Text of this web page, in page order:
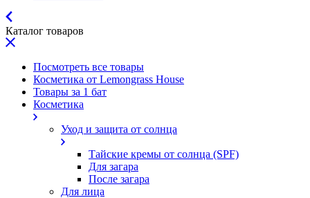
Каталог товаров
Посмотреть все товары
Косметика от Lemongrass House
Товары за 1 бат
Косметика
Уход и защита от солнца
Тайские кремы от солнца (SPF)
Для загара
После загара
Для лица